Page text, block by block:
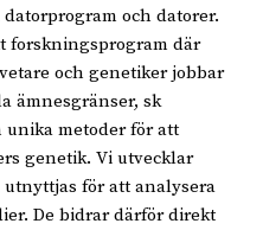
och datorer.
forskningsprogram där
och genetiker jobbar
ämnesgränser, sk
unika metoder för att
genetik. Vi utvecklar
för att analysera
De bidrar därför direkt